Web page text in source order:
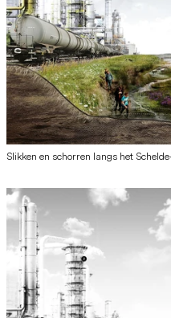
Slikken en schorren langs het